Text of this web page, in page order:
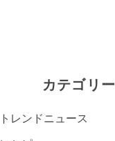
カテゴリー
トレンドニュース